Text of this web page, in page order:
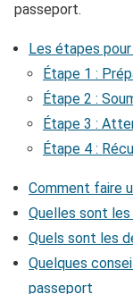
passeport.
Les étapes
Étape 1 :
Étape 2 :
Étape 3 :
Étape 4 :
Comment faire
Quelles sont
Quels sont les
Quelques
passeport